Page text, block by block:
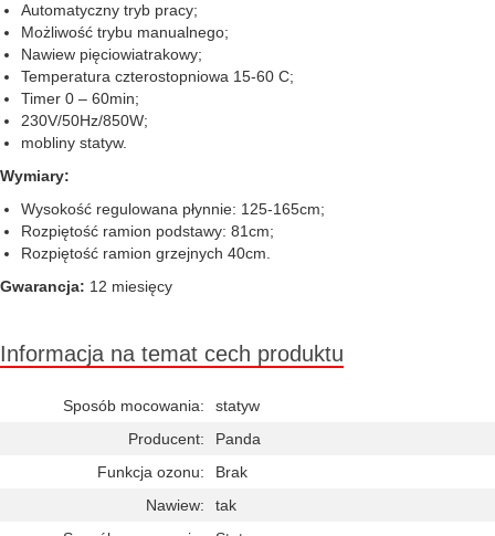
Automatyczny tryb pracy;
Możliwość trybu manualnego;
Nawiew pięciowiatrakowy;
Temperatura czterostopniowa 15-60 C;
Timer 0 – 60min;
230V/50Hz/850W;
mobliny statyw.
Wymiary:
Wysokość regulowana płynnie: 125-165cm;
Rozpiętość ramion podstawy: 81cm;
Rozpiętość ramion grzejnych 40cm.
Gwarancja: 12 miesięcy
Informacja na temat cech produktu
Sposób mocowania:
statyw
Producent:
Panda
Funkcja ozonu:
Brak
Nawiew:
tak